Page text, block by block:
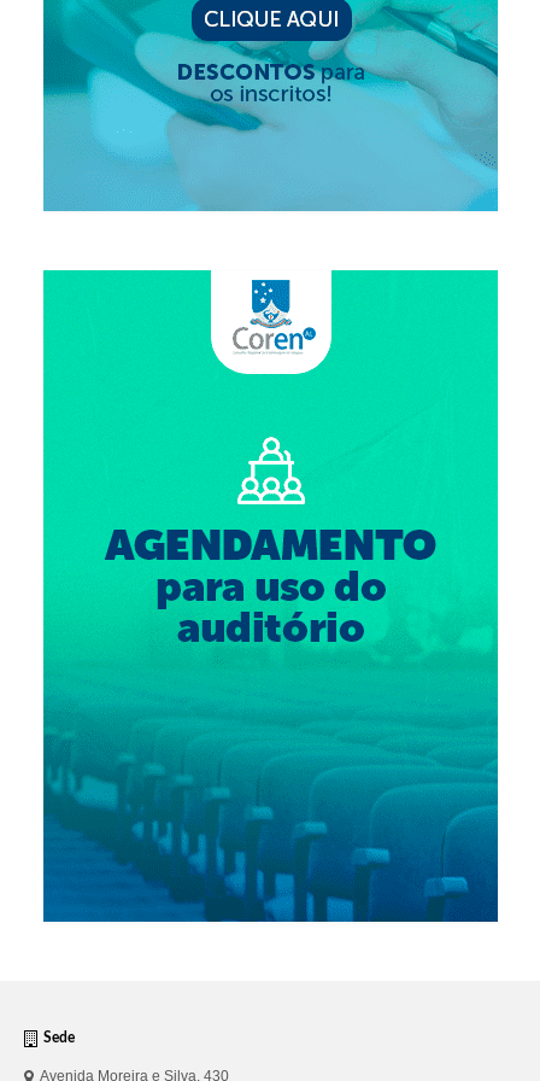
Editais e licitação
Eleições
Fiscalização
Responsabilidade Técnica
Legislações
Censura Pública
Suspensão do Exercício Profissional
Procedimento para registro
Clube de Vantagens
Valores dos serviços
Reserva de auditório
Notícias
Ouvidoria
NEP
Sede
Avenida Moreira e Silva, 430